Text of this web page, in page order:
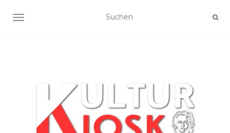
NAVIGATION UMSCHALTEN